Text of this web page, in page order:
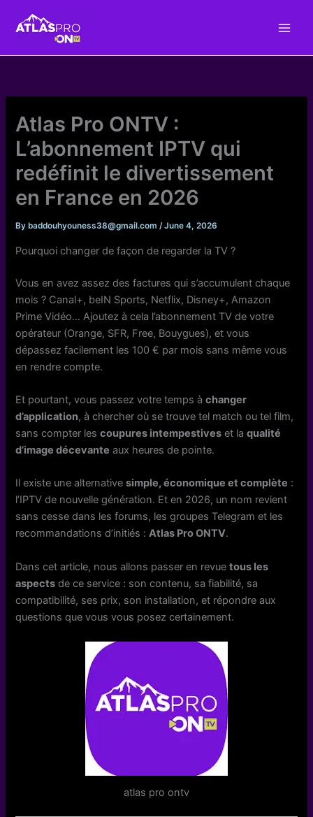
Atlas Pro ONTV :
L’abonnement IPTV qui
redéfinit le divertissement
en France en 2026
By baddouhyouness38@gmail.com/June 4, 2026
Pourquoi changer de façon de regarder la TV ?
Vous en avez assez des factures qui s’accumulent chaque
mois ? Canal+, beIN Sports, Netflix, Disney+, Amazon
Prime Vidéo… Ajoutez à cela l’abonnement TV de votre
opérateur (Orange, SFR, Free, Bouygues), et vous
dépassez facilement les 100 € par mois sans même vous
en rendre compte.
Et pourtant, vous passez votre temps àchanger
d’application, à chercher où se trouve tel match ou tel film,
sans compter lescoupures intempestives et laqualité
d’image décevante aux heures de pointe.
Il existe une alternativesimple, économique et complète :
l’IPTV de nouvelle génération. Et en 2026, un nom revient
sans cesse dans les forums, les groupes Telegram et les
recommandations d’initiés :Atlas Pro ONTV.
Dans cet article, nous allons passer en revuetous les
aspects de ce service : son contenu, sa fiabilité, sa
compatibilité, ses prix, son installation, et répondre aux
questions que vous vous posez certainement.
atlas pro ontv